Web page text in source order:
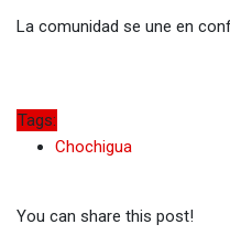
La comunidad se une en
Tags:
Chochigua
You can share this post!